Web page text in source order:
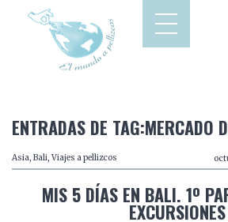
ENTRADAS DE TAG:MERCADO
Asia, Bali, Viajes a pellizcos
MIS 5 DÍAS EN BALI. 1º
EXCURSIONES